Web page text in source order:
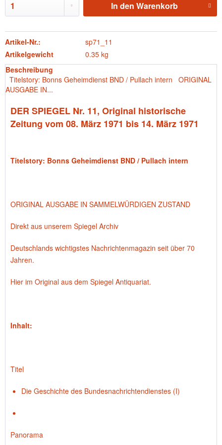
In den Warenkorb
Artikel-Nr.:
sp71_11
Artikelgewicht
0.35 kg
Beschreibung
Titelstory: Bonns Geheimdienst BND / Pullach intern ORIGINAL
AUSGABE IN...
DER SPIEGEL Nr. 11, Original historische
Zeitung vom 08. März 1971 bis 14. März 1971
Titelstory: Bonns Geheimdienst BND / Pullach intern
ORIGINAL AUSGABE IN SAMMELWÜRDIGEN ZUSTAND
Direkt aus unserem Spiegel Archiv
Deutschlands wichtigstes Nachrichtenmagazin seit über 70
Jahren.
Hier im Original aus dem Spiegel Antiquariat.
Inhalt:
Titel
Die Geschichte des Bundesnachrichtendienstes (I)
Panorama